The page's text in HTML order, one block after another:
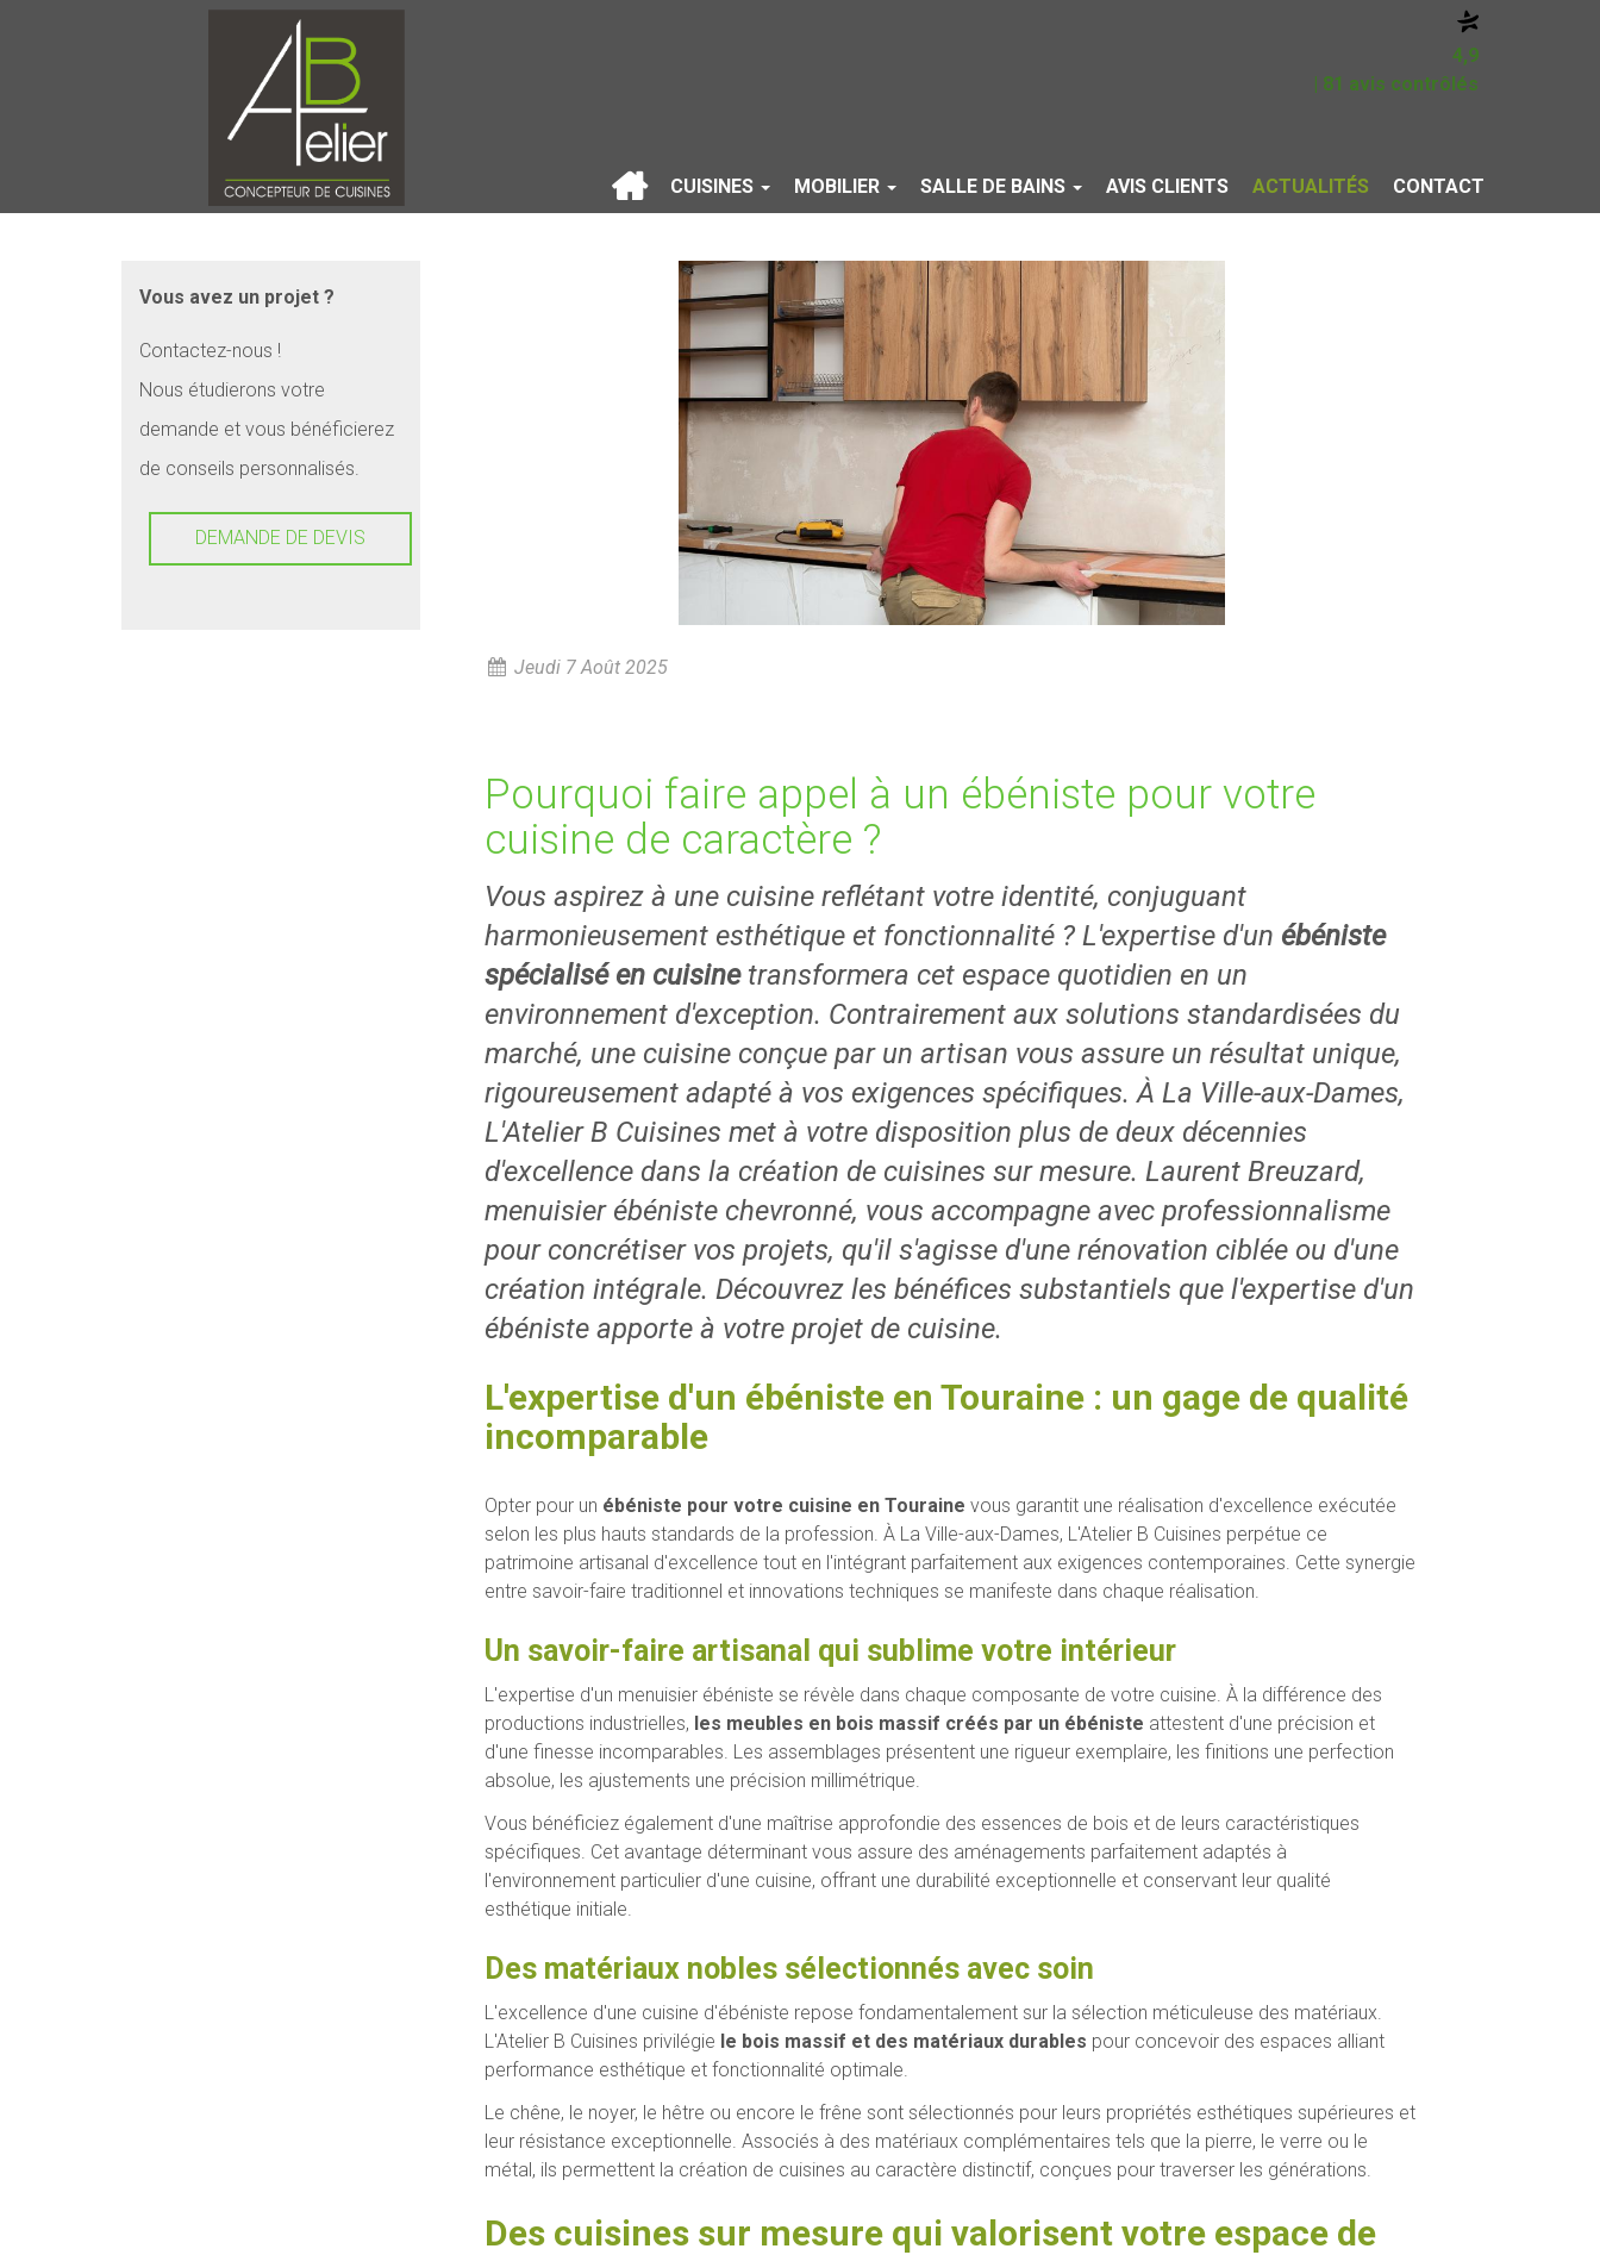
4,9
| 81 avis contrôlés
CUISINES MOBILIER SALLE DE BAINS AVIS CLIENTS ACTUALITÉS CONTACT
Vous avez un projet ?
Contactez-nous !
Nous étudierons votre
demande et vous bénéficierez
de conseils personnalisés.
DEMANDE DE DEVIS
Jeudi 7 Août 2025
Pourquoi faire appel à un ébéniste pour votre
cuisine de caractère ?
Vous aspirez à une cuisine reflétant votre identité, conjuguant
harmonieusement esthétique et fonctionnalité ? L'expertise d'un ébéniste
spécialisé en cuisinetransformera cet espace quotidien en un
environnement d'exception. Contrairement aux solutions standardisées du
marché, une cuisine conçue par un artisan vous assure un résultat unique,
rigoureusement adapté à vos exigences spécifiques. À La Ville-aux-Dames,
L'Atelier B Cuisines met à votre disposition plus de deux décennies
d'excellence dans la création de cuisines sur mesure. Laurent Breuzard,
menuisier ébéniste chevronné, vous accompagne avec professionnalisme
pour concrétiser vos projets, qu'il s'agisse d'une rénovation ciblée ou d'une
création intégrale. Découvrez les bénéfices substantiels que l'expertise d'un
ébéniste apporte à votre projet de cuisine.
L'expertise d'un ébéniste en Touraine : un gage de qualité
incomparable
Opter pour un ébéniste pour votre cuisine en Touraine vous garantit une réalisation d'excellence exécutée
selon les plus hauts standards de la profession. À La Ville-aux-Dames, L'Atelier B Cuisines perpétue ce
patrimoine artisanal d'excellence tout en l'intégrant parfaitement aux exigences contemporaines. Cette synergie
entre savoir-faire traditionnel et innovations techniques se manifeste dans chaque réalisation.
Un savoir-faire artisanal qui sublime votre intérieur
L'expertise d'un menuisier ébéniste se révèle dans chaque composante de votre cuisine. À la différence des
productions industrielles, les meubles en bois massif créés par un ébéniste attestent d'une précision et
d'une finesse incomparables. Les assemblages présentent une rigueur exemplaire, les finitions une perfection
absolue, les ajustements une précision millimétrique.
Vous bénéficiez également d'une maîtrise approfondie des essences de bois et de leurs caractéristiques
spécifiques. Cet avantage déterminant vous assure des aménagements parfaitement adaptés à
l'environnement particulier d'une cuisine, offrant une durabilité exceptionnelle et conservant leur qualité
esthétique initiale.
Des matériaux nobles sélectionnés avec soin
L'excellence d'une cuisine d'ébéniste repose fondamentalement sur la sélection méticuleuse des matériaux.
L'Atelier B Cuisines privilégie le bois massif et des matériaux durables pour concevoir des espaces alliant
performance esthétique et fonctionnalité optimale.
Le chêne, le noyer, le hêtre ou encore le frêne sont sélectionnés pour leurs propriétés esthétiques supérieures et
leur résistance exceptionnelle. Associés à des matériaux complémentaires tels que la pierre, le verre ou le
métal, ils permettent la création de cuisines au caractère distinctif, conçues pour traverser les générations.
Des cuisines sur mesure qui valorisent votre espace de